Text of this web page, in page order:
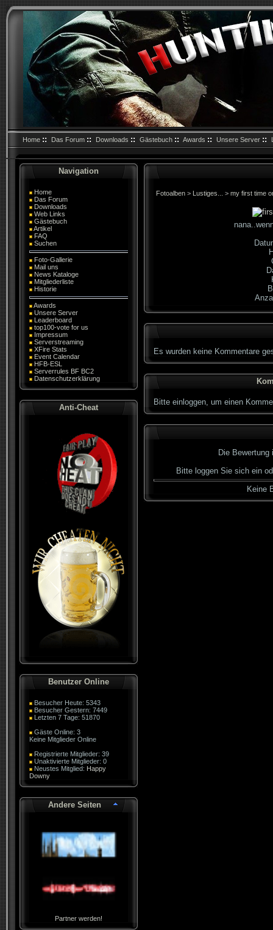
Home :: Das Forum :: Downloads :: Gästebuch :: Awards :: Unsere Server ::
Navigation
Home
Das Forum
Downloads
Web Links
Gästebuch
Artikel
FAQ
Suchen
Foto-Gallerie
Mail uns
News Kataloge
Mitgliederliste
Historie
Awards
Unsere Server
Leaderboard
top100-vote for us
Impressum
Serverstreaming
XFire Stats
Event Calendar
HFB-ESL
Serverrules BF BC2
Datenschutzerklärung
Anti-Cheat
Benutzer Online
Besucher Heute: 5343
Besucher Gestern: 7449
Letzten 7 Tage: 51870
Gäste Online: 3
Keine Mitglieder Online
Registrierte Mitglieder: 39
Unaktivierte Mitglieder: 0
Neustes Mitglied: Happy
Downy
Andere Seiten
Partner werden!
Fotoalben > Lustiges... > my first time
Es wurden keine Kommentare
Bitte einloggen, um einen
Die
Bitte loggen Sie sich ein
Keine